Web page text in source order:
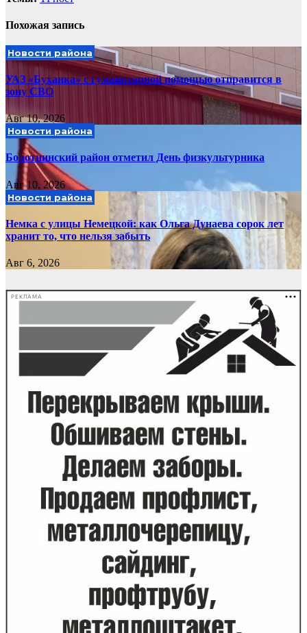
Похожая запись
Новости района
УАЗ «Буханка» с гуманитарной помощью отправится в
зону СВО
Авг 10, 2026
Новости района
Болотнинский район отметил День физкультурника
Авг 10, 2026
Новости района
Немка с улицы Немецкой: как Ольга Дунаева сорок лет
хранит то, что нельзя забыть
Авг 6, 2026
РЕКЛАМА